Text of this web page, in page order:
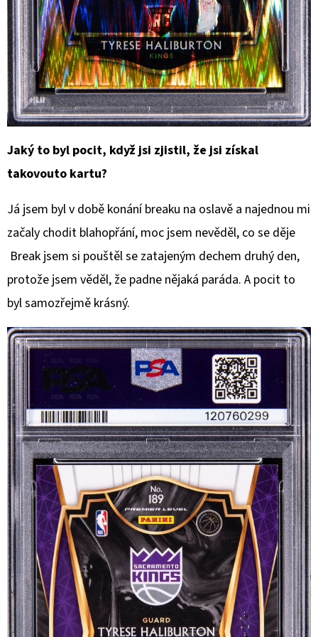
Jaký to byl pocit, když jsi zjistil, že jsi získal
takovouto kartu?
Já jsem byl v době konání breaku na oslavě a najednou mi
začaly chodit blahopřání, moc jsem nevěděl, co se děje
Break jsem si pouštěl se zatajeným dechem druhý den,
protože jsem věděl, že padne nějaká paráda. A pocit to
byl samozřejmě krásný.
SPORTS
VINYL
FIGURE
LAKERS
-
LEBRON
JAMES
9
CM
389